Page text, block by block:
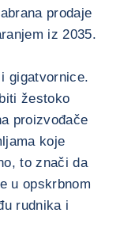
prodaje
iz 2035.
gigatvornice.
žestoko
proizvođače
koje
to znači da
u opskrbnom
rudnika i